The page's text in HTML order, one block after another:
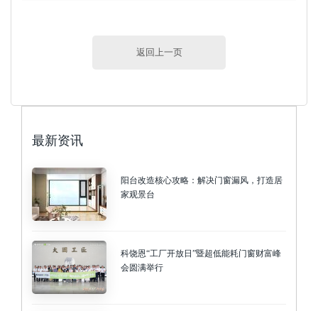
返回上一页
最新资讯
阳台改造核心攻略：解决门窗漏风，打造居
家观景台
科饶恩“工厂开放日”暨超低能耗门窗财富峰
会圆满举行